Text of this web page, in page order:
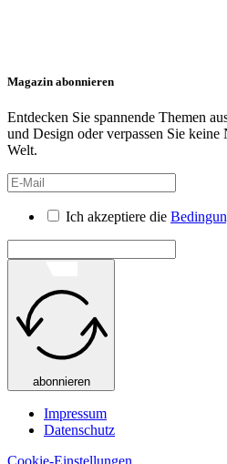
Magazin abonnieren
Entdecken Sie spannende Themen
und Design oder verpassen Sie
Welt.
Ich akzeptiere die
abonnieren
Impressum
Datenschutz
Cookie-Einstellungen